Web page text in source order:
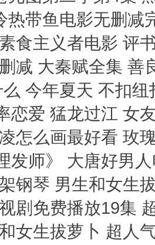
热带鱼电影无删减
食主义者电影 评
减 大秦赋全集 善
今年夏天 不扣
恋爱 猛龙过江 女
怎么画最好看 玫
发师》 大唐好男
钢琴 男生和女生
剧免费播放19集
女生拔萝卜 超人